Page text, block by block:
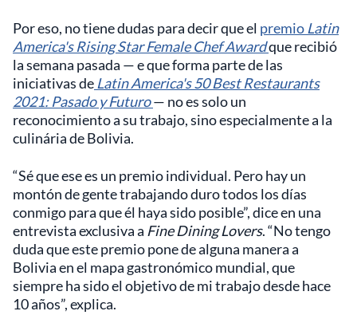
Por eso, no tiene dudas para decir que el premio Latin
America's Rising Star Female Chef Awardque recibió
la semana pasada — e que forma parte de las
iniciativas de Latin America's 50 Best Restaurants
2021: Pasado y Futuro— no es solo un
reconocimiento a su trabajo, sino especialmente a la
culinária de Bolivia.
“Sé que ese es un premio individual. Pero hay un
montón de gente trabajando duro todos los días
conmigo para que él haya sido posible”, dice en una
entrevista exclusiva a Fine Dining Lovers. “No tengo
duda que este premio pone de alguna manera a
Bolivia en el mapa gastronómico mundial, que
siempre ha sido el objetivo de mi trabajo desde hace
10 años”, explica.